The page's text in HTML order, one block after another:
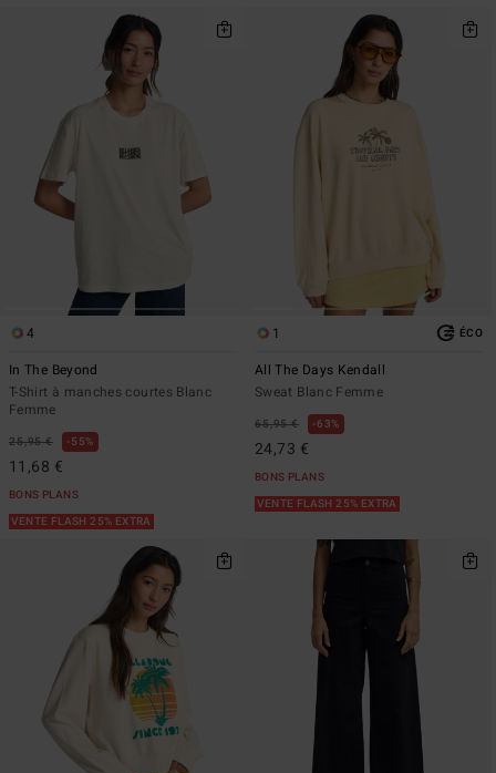
4
In The Beyond
T-Shirt à manches courtes Blanc
Femme
25,95 € 55%
11,68 €
BONS PLANS
VENTE FLASH 25% EXTRA
1 ÉCO
All The Days Kendall
Sweat Blanc Femme
65,95 € 63%
24,73 €
BONS PLANS
VENTE FLASH 25% EXTRA